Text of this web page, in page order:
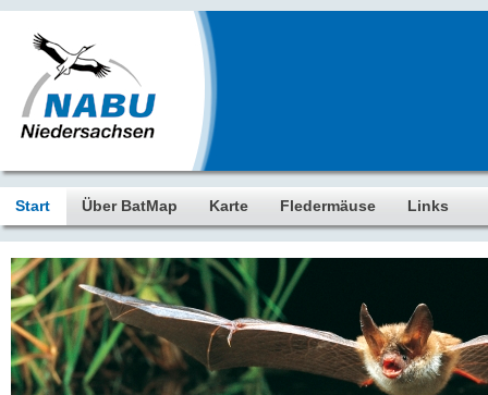
Start Über BatMap Karte Fledermäuse Links